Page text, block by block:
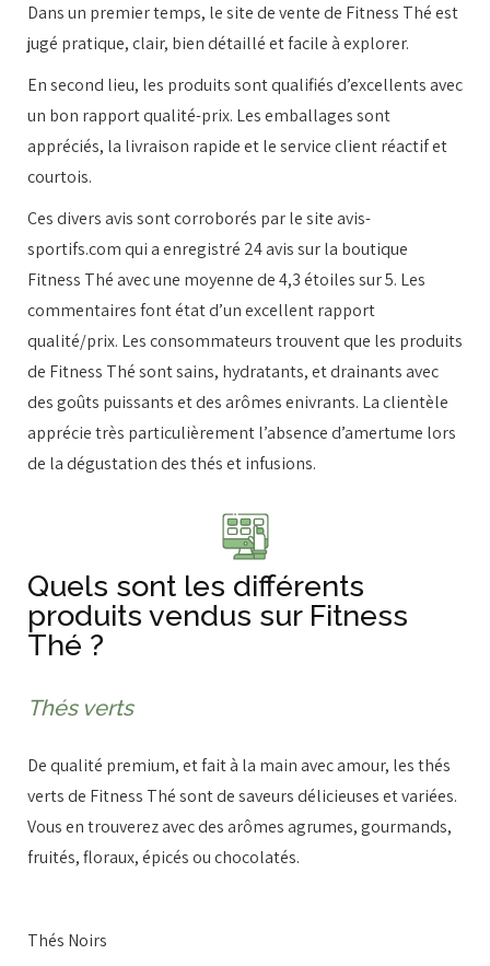
Dans un premier temps, le site de vente de Fitness Thé est
jugé pratique, clair, bien détaillé et facile à explorer.
En second lieu, les produits sont qualifiés d’excellents avec
un bon rapport qualité-prix. Les emballages sont
appréciés, la livraison rapide et le service client réactif et
courtois.
Ces divers avis sont corroborés par le site avis-
sportifs.com qui a enregistré 24 avis sur la boutique
Fitness Thé avec une moyenne de 4,3 étoiles sur 5. Les
commentaires font état d’un excellent rapport
qualité/prix. Les consommateurs trouvent que les produits
de Fitness Thé sont sains, hydratants, et drainants avec
des goûts puissants et des arômes enivrants. La clientèle
apprécie très particulièrement l’absence d’amertume lors
de la dégustation des thés et infusions.
Quels sont les différents
produits vendus sur Fitness
Thé ?
Thés verts
De qualité premium, et fait à la main avec amour, les thés
verts de Fitness Thé sont de saveurs délicieuses et variées.
Vous en trouverez avec des arômes agrumes, gourmands,
fruités, floraux, épicés ou chocolatés.
Thés Noirs